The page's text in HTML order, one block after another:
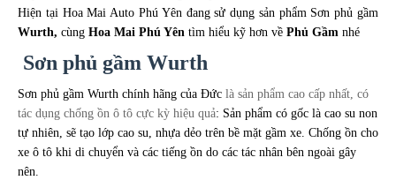
Hiện tại Hoa Mai Auto Phú Yên đang sử dụng sản phẩm Sơn phủ gầm
Wurth, cùng Hoa Mai Phú Yên tìm hiểu kỹ hơn về Phủ Gầm nhé
Sơn phủ gầm Wurth
Sơn phủ gầm Wurth chính hãng của Đức là sản phẩm cao cấp nhất, có
tác dụng chống ồn ô tô cực kỳ hiệu quả: Sản phẩm có gốc là cao su non
tự nhiên, sẽ tạo lớp cao su, nhựa dẻo trên bề mặt gầm xe. Chống ồn cho
xe ô tô khi di chuyển và các tiếng ồn do các tác nhân bên ngoài gây
nên.